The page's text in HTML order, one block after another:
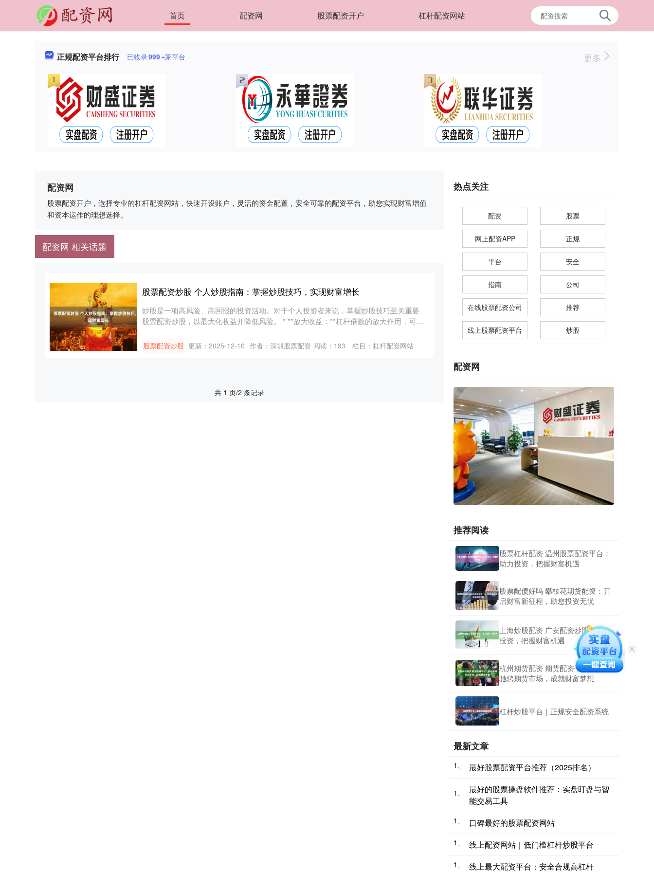
首页 配资网 股票配资开户 杠杆配资网站
正规配资平台排行 已收录999+家平台 更多
配资网
股票配资开户，选择专业的杠杆配资网站，快速开设账户，灵活的资金配置，安全可靠的配资平台，助您实现财富增值
和资本运作的理想选择。
配资网 相关话题
股票配资炒股 个人炒股指南：掌握炒股技巧，实现财富增长
炒股是一项高风险、高回报的投资活动。对于个人投资者来说，掌握炒股技巧至关重要
股票配资炒股，以最大化收益并降低风险。 * **放大收益：**杠杆倍数的放大作用，可....
股票配资炒股 更新：2025-12-10 作者：深圳股票配资 阅读： 193 栏目： 杠杆配资网站
共 1 页/2 条记录
热点关注
配资 股票
网上配资APP 正规
平台 安全
指南 公司
在线股票配资公司 推荐
线上股票配资平台 炒股
配资网
推荐阅读
股票杠杆配资 温州股票配资平台：
助力投资，把握财富机遇
股票配债好吗 攀枝花期货配资：开
启财富新征程，助您投资无忧
上海炒股配资 广安配资炒股：助力
投资，把握财富机遇
杭州期货配资 期货配资平台：助你
驰骋期货市场，成就财富梦想
杠杆炒股平台｜正规安全配资系统
最新文章
1、 最好股票配资平台推荐（2025排名）
1、
最好的股票操盘软件推荐：实盘盯盘与智
能交易工具
1、 口碑最好的股票配资网站
1、 线上配资网站｜低门槛杠杆炒股平台
1、 线上最大配资平台：安全合规高杠杆